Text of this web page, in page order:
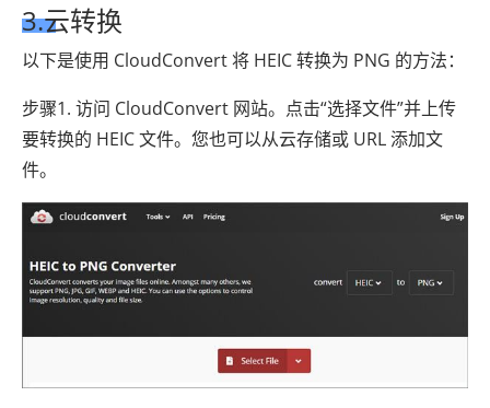
3.云转换
以下是使用 CloudConvert 将 HEIC 转换为 PNG 的方法：
步骤1. 访问 CloudConvert 网站。点击“选择文件”并上传
要转换的 HEIC 文件。您也可以从云存储或 URL 添加文
件。